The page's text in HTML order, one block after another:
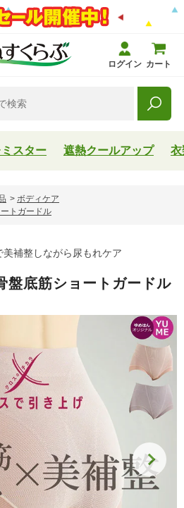
ログイン カート
スター 遮熱クールアップ 衣
> ボディケア
トガードル
補整しながら尿もれケア
盤底筋ショートガードル